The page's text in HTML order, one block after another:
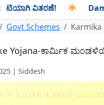
ವಿತರಣೆ! ✱ Dam
Govt Schemes
Yojana-ಕಾರ್ಮಿಕ
| Siddesh